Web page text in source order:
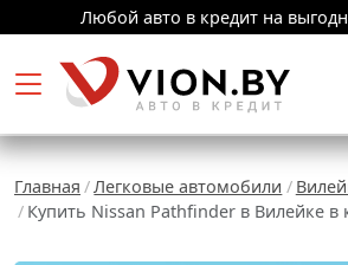
Любой авто в кредит на
Главная Легковые автомобили
Купить Nissan Pathfinder в Вилейке в